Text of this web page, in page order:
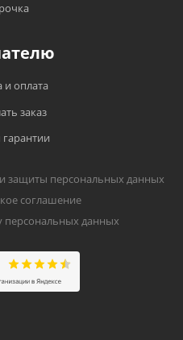
и оплата
заказ
защиты персональных данных
соглашение
персональных данных